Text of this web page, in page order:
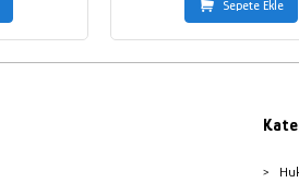
Sepete Ekle